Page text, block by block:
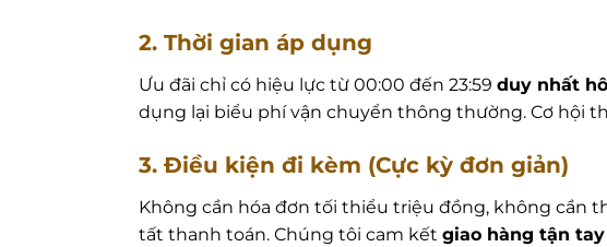
2. Thời gian áp dụng
Ưu đãi chỉ có hiệu lực từ 00:00 đến 23:59 duy nhất
dụng lại biểu phí vận chuyển thông thường. Cơ hội
3. Điều kiện đi kèm (Cực kỳ đơn giản)
Không cần hóa đơn tối thiểu triệu đồng, không cần
tất thanh toán. Chúng tôi cam kết giao hàng tận